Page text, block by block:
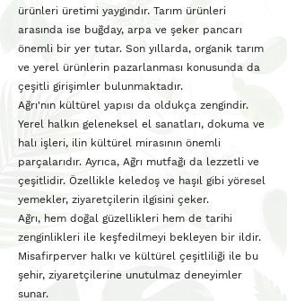
ürünleri üretimi yaygındır. Tarım ürünleri
arasında ise buğday, arpa ve şeker pancarı
önemli bir yer tutar. Son yıllarda, organik tarım
ve yerel ürünlerin pazarlanması konusunda da
çeşitli girişimler bulunmaktadır.
Ağrı'nın kültürel yapısı da oldukça zengindir.
Yerel halkın geleneksel el sanatları, dokuma ve
halı işleri, ilin kültürel mirasının önemli
parçalarıdır. Ayrıca, Ağrı mutfağı da lezzetli ve
çeşitlidir. Özellikle keledoş ve haşıl gibi yöresel
yemekler, ziyaretçilerin ilgisini çeker.
Ağrı, hem doğal güzellikleri hem de tarihi
zenginlikleri ile keşfedilmeyi bekleyen bir ildir.
Misafirperver halkı ve kültürel çeşitliliği ile bu
şehir, ziyaretçilerine unutulmaz deneyimler
sunar.